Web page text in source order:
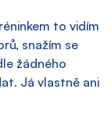
to vidím
snažím se
žádného
Já vlastně ani